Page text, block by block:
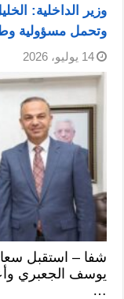
وزير الداخلية:
وتحمل مسؤولية
14 يوليو، 2026
شفا – استقبل
يوسف الجعبري
…